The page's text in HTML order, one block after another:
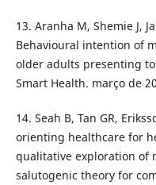
13. Aranha M, Shemie J,
Behavioural intention of
older adults presenting
Smart Health. março de
14. Seah B, Tan GR,
orienting healthcare for
qualitative exploration of
salutogenic theory for